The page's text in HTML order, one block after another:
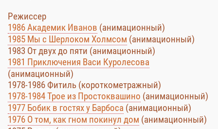
Режиссер
1986 Академик Иванов (анимационный)
1985 Мы с Шерлоком Холмсом (анимационный)
1983 От двух до пяти (анимационный)
1981 Приключения Васи Куролесова
(анимационный)
1978-1986 Фитиль (короткометражный)
1978-1984 Трое из Простоквашино (анимационный)
1977 Бобик в гостях у Барбоса (анимационный)
1976 О том, как гном покинул дом (анимационный)